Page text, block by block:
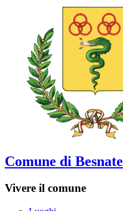
Comune di Besnate
Vivere il comune